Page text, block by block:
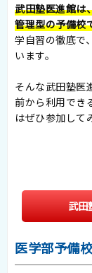
武田塾医進館は
管理型の予備校
学自習の徹底で
います。
そんな武田塾医
前から利用でき
はぜひ参加して
武田
医学部予備